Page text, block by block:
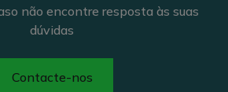
não encontre resposta às suas
dúvidas
Contacte-nos